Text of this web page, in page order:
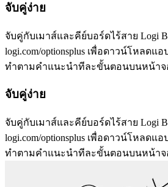
จับคู่ง่าย
จับคู่กับเมาส์และคีย์บอร์ดไร้สาย Logi
logi.com/optionsplus เพื่อดาวน์โหลดแ
ทำตามคำแนะนำทีละขั้นตอนบนหน้าจ
จับคู่ง่าย
จับคู่กับเมาส์และคีย์บอร์ดไร้สาย Logi
logi.com/optionsplus เพื่อดาวน์โหลดแ
ทำตามคำแนะนำทีละขั้นตอนบนหน้าจ